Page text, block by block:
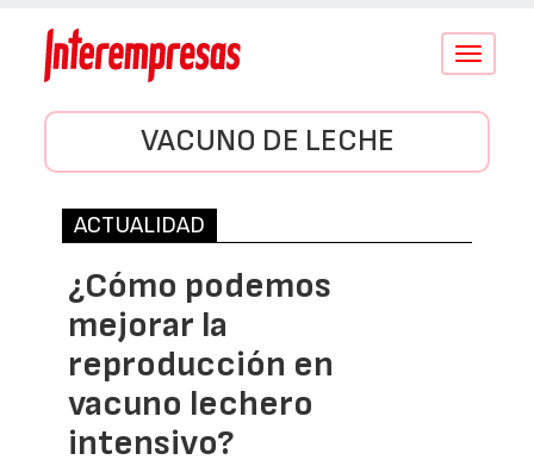
Conmutar
VACUNO DE LECHE
ACTUALIDAD
¿Cómo podemos
mejorar la
reproducción en
vacuno lechero
intensivo?